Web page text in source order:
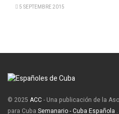
5 SEPTEMBRE 2015
© 2025 ACC- Una publicación de la
para Cuba Semanario - Cuba Española .